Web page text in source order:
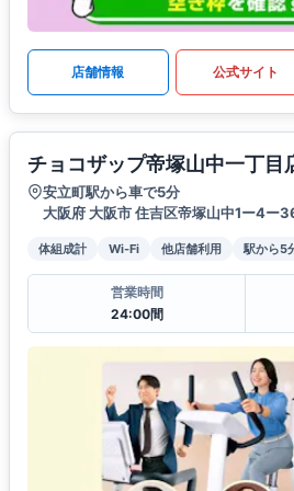
店舗情報 公式サイト
チョコザップ帝塚山中一丁目
安立町駅から車で5分
大阪府 大阪市 住吉区帝塚山中1ー4ー
体組成計 Wi-Fi 他店舗利用 駅から5
営業時間
24:00間